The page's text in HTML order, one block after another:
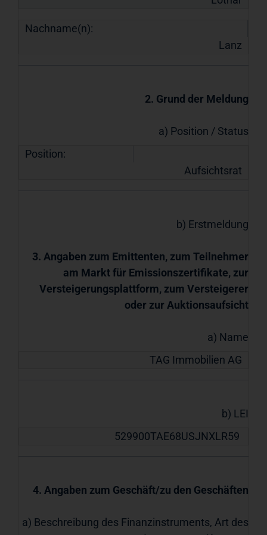
Nachname(n):
Lanz
2. Grund der Meldung
a) Position / Status
Position:
Aufsichtsrat
b) Erstmeldung
3. Angaben zum Emittenten, zum Teilnehmer
am Markt für Emissionszertifikate, zur
Versteigerungsplattform, zum Versteigerer
oder zur Auktionsaufsicht
a) Name
TAG Immobilien AG
b) LEI
529900TAE68USJNXLR59
4. Angaben zum Geschäft/zu den Geschäften
a) Beschreibung des Finanzinstruments, Art des